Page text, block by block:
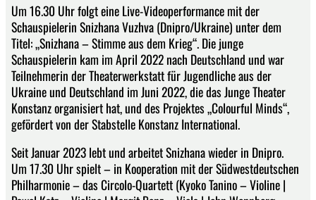
Um 16.30 Uhr folgt eine Live-Videoperformance mit der
Schauspielerin Snizhana Vuzhva (Dnipro/Ukraine) unter dem
Titel: „Snizhana – Stimme aus dem Krieg“. Die junge
Schauspielerin kam im April 2022 nach Deutschland und war
Teilnehmerin der Theaterwerkstatt für Jugendliche aus der
Ukraine und Deutschland im Juni 2022, die das Junge Theater
Konstanz organisiert hat, und des Projektes „Colourful Minds“,
gefördert von der Stabstelle Konstanz International.
Seit Januar 2023 lebt und arbeitet Snizhana wieder in Dnipro.
Um 17.30 Uhr spielt – in Kooperation mit der Südwestdeutschen
Philharmonie – das Circolo-Quartett (Kyoko Tanino – Violine |